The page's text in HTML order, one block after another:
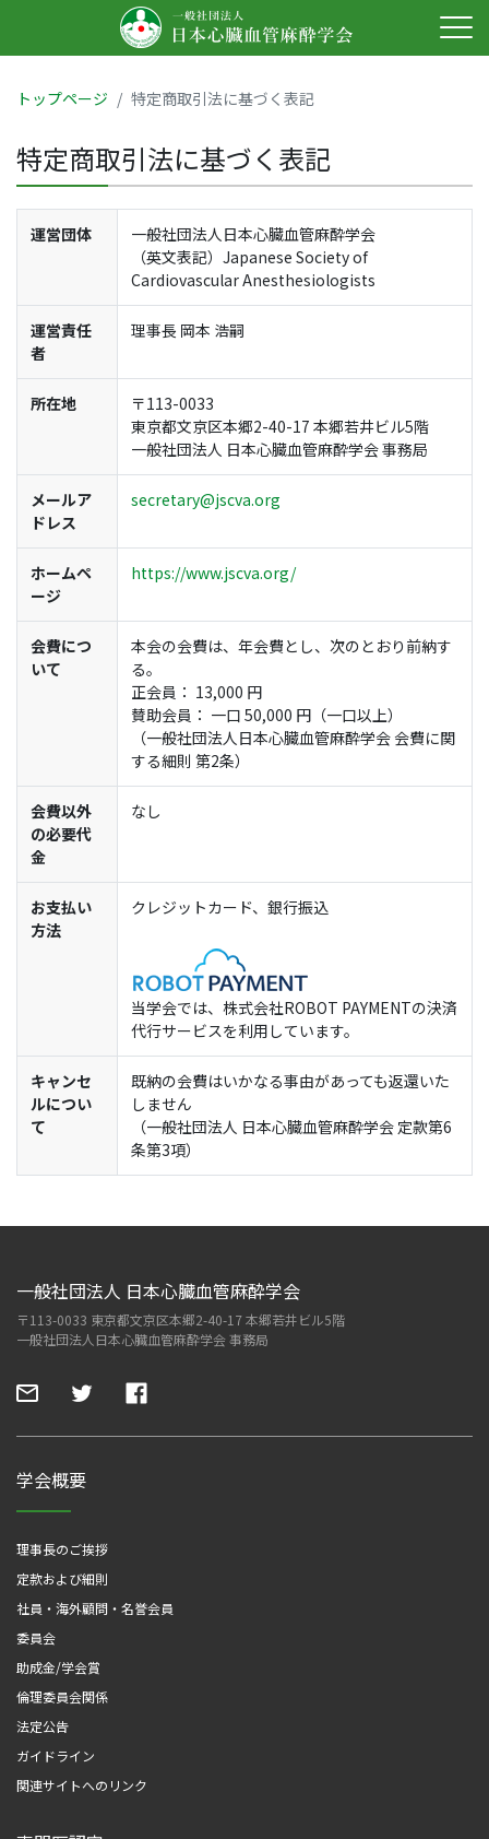
トップページ 特定商取引法に基づく表記
特定商取引法に基づく表記
運営団体
一般社団法人日本心臓血管麻酔学会
（英文表記）Japanese Society of
Cardiovascular Anesthesiologists
運営責任
者
理事長 岡本 浩嗣
所在地
〒113-0033
東京都文京区本郷2-40-17 本郷若井ビル5階
一般社団法人 日本心臓血管麻酔学会 事務局
メールア
ドレス
secretary@jscva.org
ホームペ
ージ
https://www.jscva.org/
会費につ
いて
本会の会費は、年会費とし、次のとおり前納す
る。
正会員： 13,000 円
賛助会員： 一口 50,000 円（一口以上）
（一般社団法人日本心臓血管麻酔学会 会費に関
する細則 第2条）
会費以外
の必要代
金
なし
お支払い
方法
クレジットカード、銀行振込
当学会では、株式会社ROBOT PAYMENTの決済
代行サービスを利用しています。
キャンセ
ルについ
て
既納の会費はいかなる事由があっても返還いた
しません
（一般社団法人 日本心臓血管麻酔学会 定款第6
条第3項）
一般社団法人 日本心臓血管麻酔学会
〒113-0033 東京都文京区本郷2-40-17 本郷若井ビル5階
一般社団法人日本心臓血管麻酔学会 事務局
学会概要
理事長のご挨拶
定款および細則
社員・海外顧問・名誉会員
委員会
助成金/学会賞
倫理委員会関係
法定公告
ガイドライン
関連サイトへのリンク